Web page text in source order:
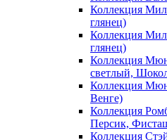
Коллекция
глянец)
Коллекция
глянец)
Коллекция
светлый,
Коллекция
Венге)
Коллекция
Персик,
Коллекция